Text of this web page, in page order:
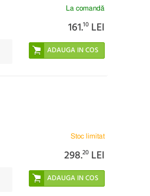
La comandă
161.10 LEI
Stoc limitat
298.20 LEI